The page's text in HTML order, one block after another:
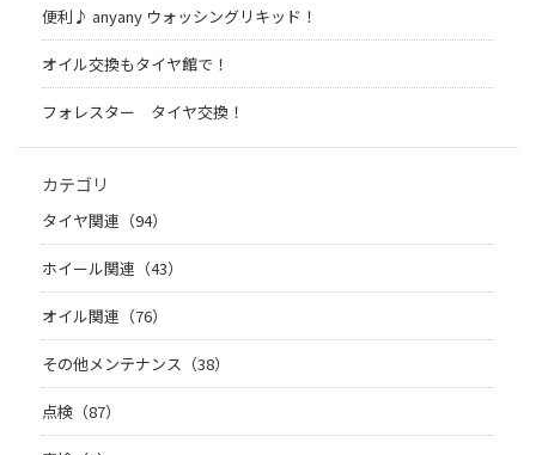
便利♪ anyany ウォッシングリキッド！
オイル交換もタイヤ館で！
フォレスター タイヤ交換！
カテゴリ
タイヤ関連（94）
ホイール関連（43）
オイル関連（76）
その他メンテナンス（38）
点検（87）